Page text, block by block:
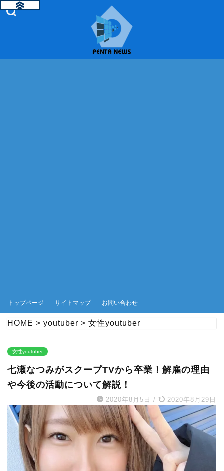
トップページ サイトマップ お問い合わせ
HOME > youtuber > 女性youtuber
女性youtuber
七瀬なつみがスクープTVから卒業！解雇の理由
や今後の活動について解説！
2020年8月5日 / 2020年8月29日